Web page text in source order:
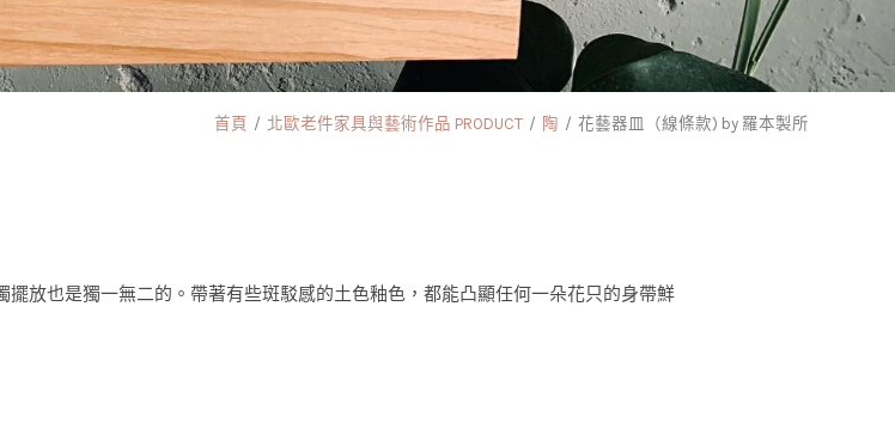
首頁 北歐老件家具與藝術作品 PRODUCT 陶 花藝器皿（線條款) by 羅本製所
放也是獨一無二的。帶著有些斑駁感的土色釉色，都能凸顯任何一朵花只的身帶鮮